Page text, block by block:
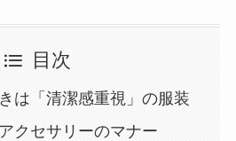
目次
は「清潔感重視」の服装
クセサリーのマナー